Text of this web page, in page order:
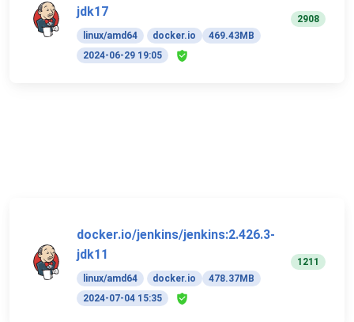
jdk17
linux/amd64 docker.io
469.43MB
2024-06-29 19:05
2908
docker.io/jenkins/jenkins:2.426.3-
jdk11
linux/amd64 docker.io
478.37MB
2024-07-04 15:35
1211